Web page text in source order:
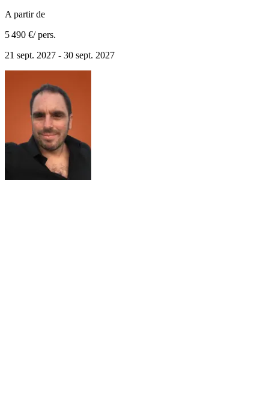
A partir de
5 490 €/ pers.
21 sept. 2027 - 30 sept. 2027